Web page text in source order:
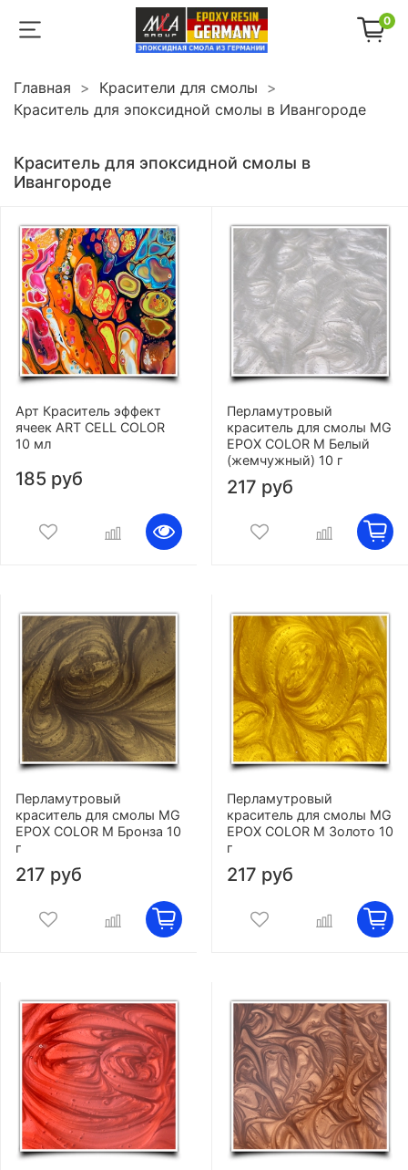
0
Главная
Красители для смолы
Краситель для эпоксидной смолы в Ивангороде
Краситель для эпоксидной смолы в
Ивангороде
Арт Краситель эффект
ячеек ART CELL COLOR
10 мл
185 руб
Перламутровый
краситель для смолы MG
EPOX COLOR M Белый
(жемчужный) 10 г
217 руб
Перламутровый
краситель для смолы MG
EPOX COLOR M Бронза 10
г
217 руб
Перламутровый
краситель для смолы MG
EPOX COLOR M Золото 10
г
217 руб